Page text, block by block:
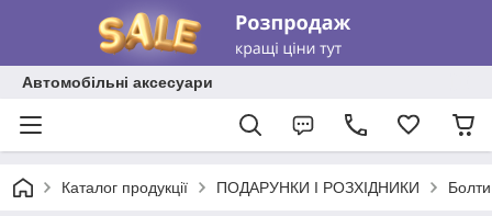
Автомобільні аксесуари
Каталог продукції ПОДАРУНКИ І РОЗХІДНИКИ